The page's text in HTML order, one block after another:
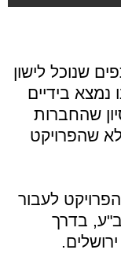
שנוכל לישון
בידיים
שהחברות
שהפרויקט
לעבור
בדרך